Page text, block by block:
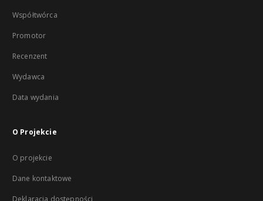
Współtwórca
Promotor
Recenzent
Wydawca
Data wydania
O Projekcie
O projekcie
Dane kontaktowe
Deklaracja dostępności